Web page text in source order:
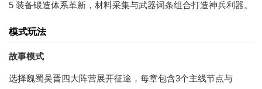
5 装备锻造体系革新，材料采集与武器词条组合打造神兵利器。
模式玩法
故事模式
选择魏蜀吴晋四大阵营展开征途，每章包含3个主线节点与